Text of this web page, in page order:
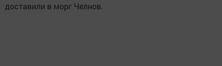
доставили в морг Челнов.